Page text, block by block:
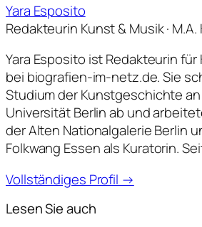
Yara Esposito
Redakteurin Kunst & Musik ·
Yara Esposito ist Redakteurin
bei biografien-im-netz.de. Sie
Studium der Kunstgeschichte
Universität Berlin ab und
der Alten Nationalgalerie Berlin
Folkwang Essen als Kuratorin.
Vollständiges Profil →
Lesen Sie auch